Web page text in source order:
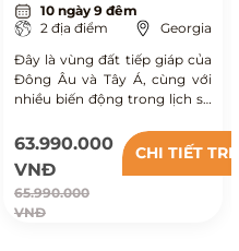
10 ngày 9 đêm
2 địa điểm
Georgia
Đây là vùng đất tiếp giáp của
Đông Âu và Tây Á, cùng với
nhiều biến động trong lịch sử
dạng cực kỳ về văn hoá, phản
ánh qua những công trình
kiến trúc và cả trong hơi thở
cuộc sống hàng ngày.
63.990.000
VNĐ
65.990.000
VNĐ
CHI TIẾT